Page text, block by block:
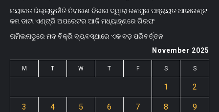
ନୟାଗଡ ଜିଲ୍ଲାଦୁର୍ନୀତି ନିବାରଣ ବିଭାଗ ଦ୍ୱାରା ରଣପୁର ପଞ୍ଚାୟତ ଆକାଉଣ୍ଟ
କମ ଡାଟା ଏଣ୍ଟ୍ରି ଅପରେଟର ଆଜି ମଧ୍ୟାହ୍‌ଣରେ ଗିରଫ
ତାମିଲନାଡୁରେ ମଦ ବିକ୍ରି ବ୍ୟବସ୍ଥାରେ ଏକ ବଡ଼ ପରିବର୍ତ୍ତନ
November 2025
M T W T F S S
1 2
3 4 5 6 7 8 9